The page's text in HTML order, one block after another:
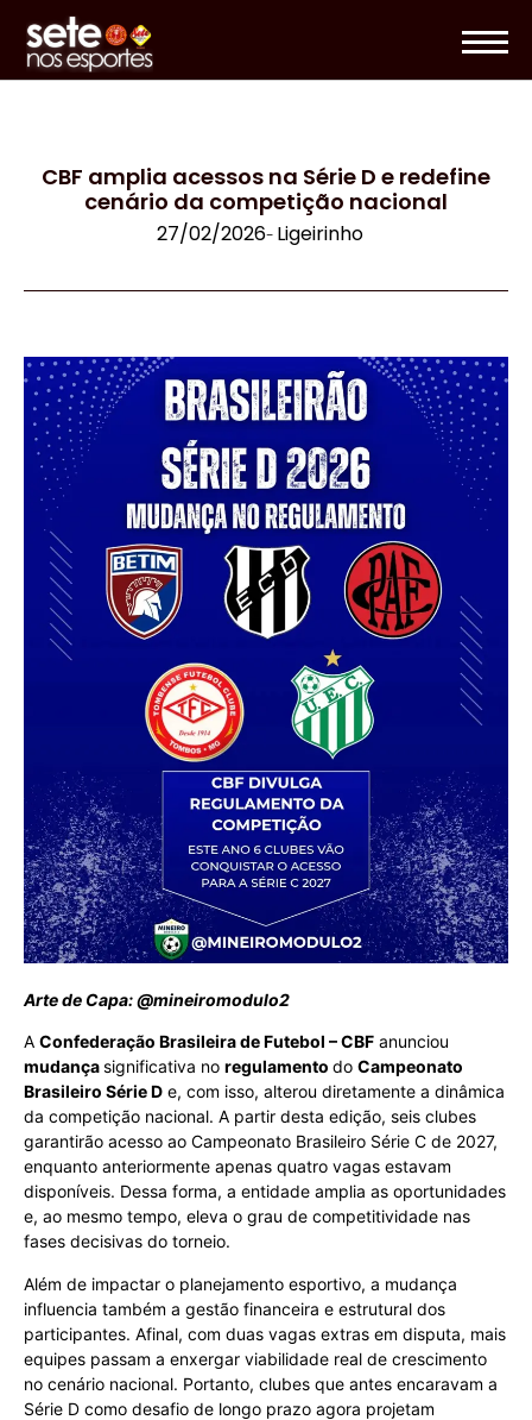
CBF amplia acessos na Série D e redefine
cenário da competição nacional
27/02/2026- Ligeirinho
Arte de Capa: @mineiromodulo2
A Confederação Brasileira de Futebol – CBF anunciou
mudançasignificativa no regulamento do Campeonato
Brasileiro Série D e, com isso, alterou diretamente a dinâmica
da competição nacional. A partir desta edição, seis clubes
garantirão acesso ao Campeonato Brasileiro Série C de 2027,
enquanto anteriormente apenas quatro vagas estavam
disponíveis. Dessa forma, a entidade amplia as oportunidades
e, ao mesmo tempo, eleva o grau de competitividade nas
fases decisivas do torneio.
Além de impactar o planejamento esportivo, a mudança
influencia também a gestão financeira e estrutural dos
participantes. Afinal, com duas vagas extras em disputa, mais
equipes passam a enxergar viabilidade real de crescimento
no cenário nacional. Portanto, clubes que antes encaravam a
Série D como desafio de longo prazo agora projetam